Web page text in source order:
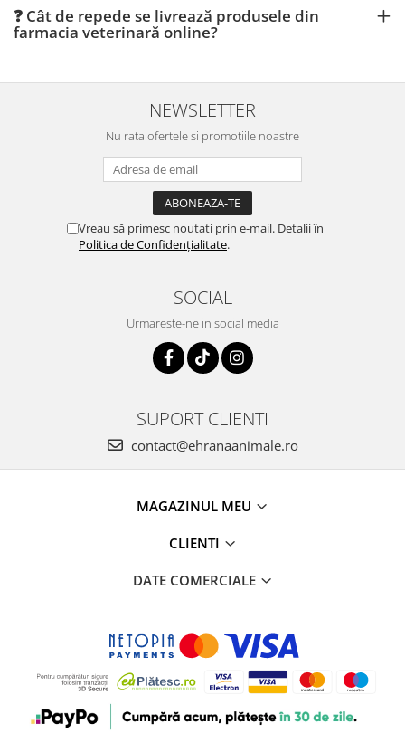
❓ Cât de repede se livrează produsele din
farmacia veterinară online?
NEWSLETTER
Nu rata ofertele si promotiile noastre
Vreau să primesc noutati prin e-mail. Detalii în
Politica de Confidențialitate.
SOCIAL
Urmareste-ne in social media
SUPORT CLIENTI
contact@ehranaanimale.ro
MAGAZINUL MEU
CLIENTI
DATE COMERCIALE